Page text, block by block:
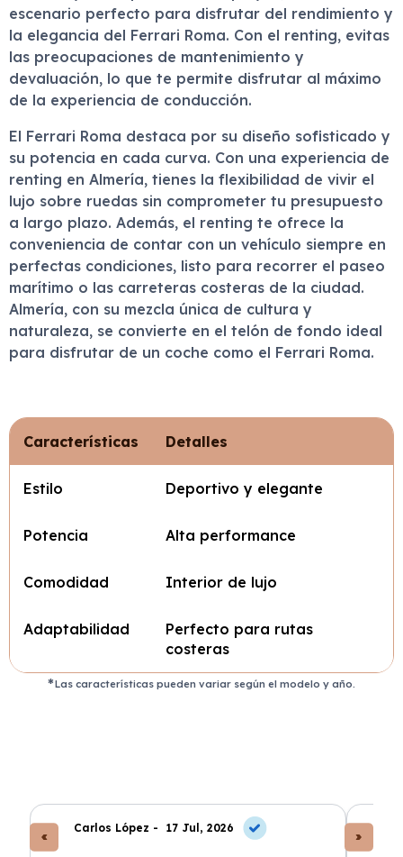
escenario perfecto para disfrutar del rendimiento y
la elegancia del Ferrari Roma. Con el renting, evitas
las preocupaciones de mantenimiento y
devaluación, lo que te permite disfrutar al máximo
de la experiencia de conducción.
El Ferrari Roma destaca por su diseño sofisticado y
su potencia en cada curva. Con una experiencia de
renting en Almería, tienes la flexibilidad de vivir el
lujo sobre ruedas sin comprometer tu presupuesto
a largo plazo. Además, el renting te ofrece la
conveniencia de contar con un vehículo siempre en
perfectas condiciones, listo para recorrer el paseo
marítimo o las carreteras costeras de la ciudad.
Almería, con su mezcla única de cultura y
naturaleza, se convierte en el telón de fondo ideal
para disfrutar de un coche como el Ferrari Roma.
Características Detalles
Estilo Deportivo y elegante
Potencia Alta performance
Comodidad Interior de lujo
Adaptabilidad
Perfecto para rutas
costeras
Las características pueden variar según el modelo y año.
Carlos López - 17 Jul, 2026